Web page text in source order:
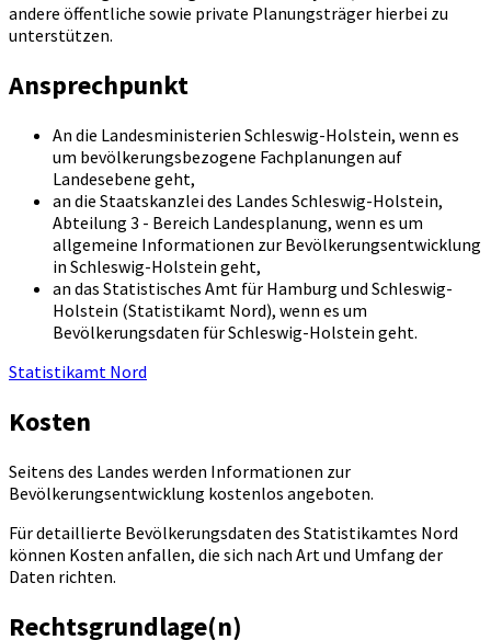
andere öffentliche sowie private Planungsträger hierbei zu
unterstützen.
Ansprechpunkt
An die Landesministerien Schleswig-Holstein, wenn es
um bevölkerungsbezogene Fachplanungen auf
Landesebene geht,
an die Staatskanzlei des Landes Schleswig-Holstein,
Abteilung 3 - Bereich Landesplanung, wenn es um
allgemeine Informationen zur Bevölkerungsentwicklung
in Schleswig-Holstein geht,
an das Statistisches Amt für Hamburg und Schleswig-
Holstein (Statistikamt Nord), wenn es um
Bevölkerungsdaten für Schleswig-Holstein geht.
Statistikamt Nord
Kosten
Seitens des Landes werden Informationen zur
Bevölkerungsentwicklung kostenlos angeboten.
Für detaillierte Bevölkerungsdaten des Statistikamtes Nord
können Kosten anfallen, die sich nach Art und Umfang der
Daten richten.
Rechtsgrundlage(n)